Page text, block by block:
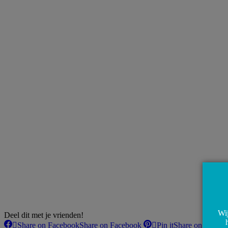
Deel dit met je vrienden!
Share on FacebookShare on Facebook Pin itShare on